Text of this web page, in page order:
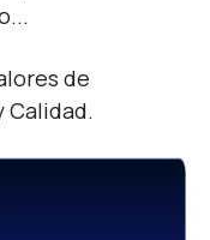
de
Calidad.